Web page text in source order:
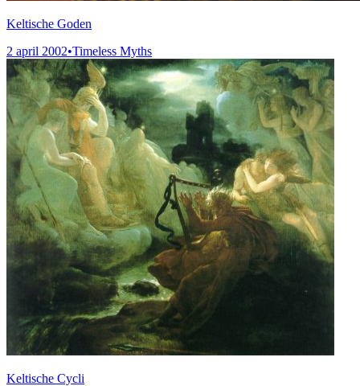
Keltische Goden
2 april 2002•Timeless Myths
Keltische Cycli